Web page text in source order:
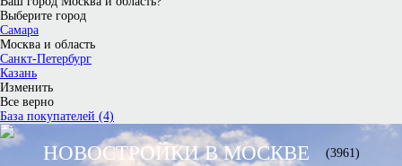
Выберите город
Самара
Москва и область
Санкт-Петербург
Казань
Изменить
Все верно
База покупателей (4)
(3961)
НОВОСТРОЙКИ В МОСКВЕ